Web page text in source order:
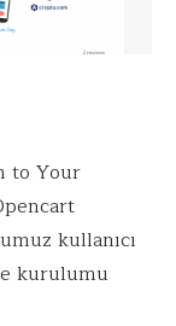
to Your
kullanıcı
kurulumu